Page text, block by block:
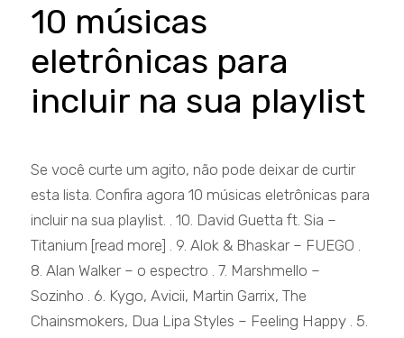
10 músicas
eletrônicas para
incluir na sua playlist
Se você curte um agito, não pode deixar de curtir
esta lista. Confira agora 10 músicas eletrônicas para
incluir na sua playlist. . 10. David Guetta ft. Sia –
Titanium [read more] . 9. Alok & Bhaskar – FUEGO .
8. Alan Walker – o espectro . 7. Marshmello –
Sozinho . 6. Kygo, Avicii, Martin Garrix, The
Chainsmokers, Dua Lipa Styles – Feeling Happy . 5.